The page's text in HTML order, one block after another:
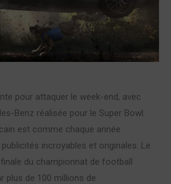
pour attaquer le week-end, avec
Benz réalisée pour le Super Bowl.
est comme chaque année
incroyables et originales. Le
du championnat de football
plus de 100 millions de